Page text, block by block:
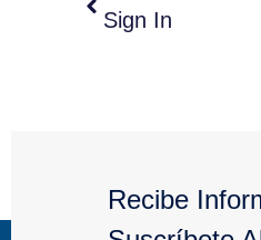
Sign In
Recibe